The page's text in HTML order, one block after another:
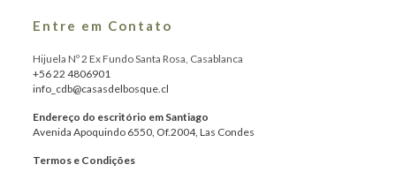
Entre em Contato
Hijuela Nº 2 Ex Fundo Santa Rosa, Casablanca
+56 22 4806901
info_cdb@casasdelbosque.cl
Endereço do escritório em Santiago
Avenida Apoquindo 6550, Of.2004, Las Condes
Termos e Condições